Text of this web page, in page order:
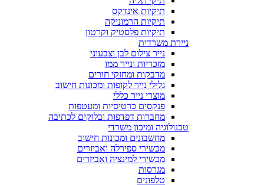
תיקיות אינדקס
תיקיות הרמוניקה
תיקיות פלסטיק וקרטון
ניירת משרדית
נייר צילום לבן וצבעוני
מזכריות ונייר ממו
מדבקות ומחזקי חורים
גלילי נייר לקופות ומכונות חישוב
מוצרי נייר כללי
פנקסים כרטיסיות ומעטפות
מחברות דפדפות ובלוקים לכתיבה
טכנולוגיה ומיכון משרדי
מחשבונים ומכונות חישוב
מכשירי ספירלה ואביזרים
מכשירי למינציה ואביזרים
מגרסות
טלפונים